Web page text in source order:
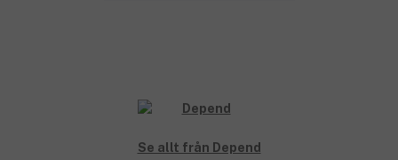
Se allt från Depend